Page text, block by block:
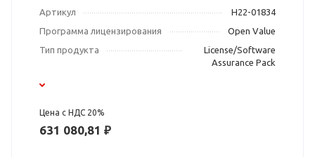
Артикул
H22-01834
Программа лицензирования
Open Value
Тип продукта
License/Software
Assurance Pack
Цена с НДС 20%
631 080,81 ₽